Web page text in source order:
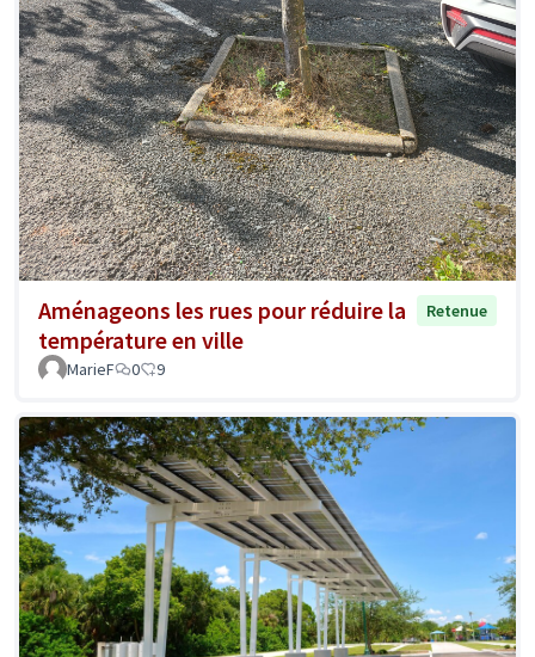
Aménageons les rues pour réduire la
température en ville
Retenue
MarieF 0 9